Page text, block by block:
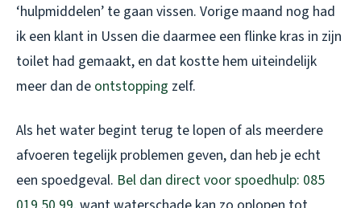
‘hulpmiddelen’ te gaan vissen. Vorige maand nog had
ik een klant in Ussen die daarmee een flinke kras in zijn
toilet had gemaakt, en dat kostte hem uiteindelijk
meer dan de ontstopping zelf.
Als het water begint terug te lopen of als meerdere
afvoeren tegelijk problemen geven, dan heb je echt
een spoedgeval. Bel dan direct voor spoedhulp: 085